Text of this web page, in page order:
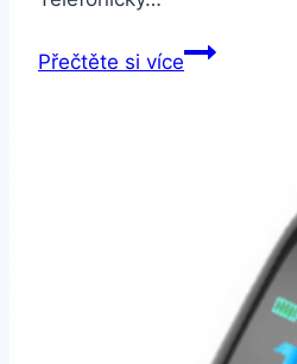
Přečtěte si víceSmartuj
SSB132
Barva: